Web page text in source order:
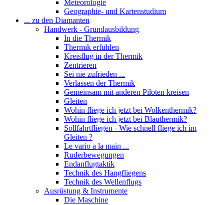
Meteorologie
Geographie- und Kartenstudium
... zu den Diamanten
Handwerk - Grundausbildung
In die Thermik
Thermik erfühlen
Kreisflug in der Thermik
Zentrieren
Sei nie zufrieden ...
Verlassen der Thermik
Gemeinsam mit anderen Piloten kreisen
Gleiten
Wohin fliege ich jetzt bei Wolkenthermik?
Wohin fliege ich jetzt bei Blauthermik?
Sollfahrtfliegen - Wie schnell fliege ich im
Gleiten ?
Le vario a la main ...
Ruderbewegungen
Endanflugtaktik
Technik des Hangfliegens
Technik des Wellenflugs
Ausrüstung & Instrumente
Die Maschine